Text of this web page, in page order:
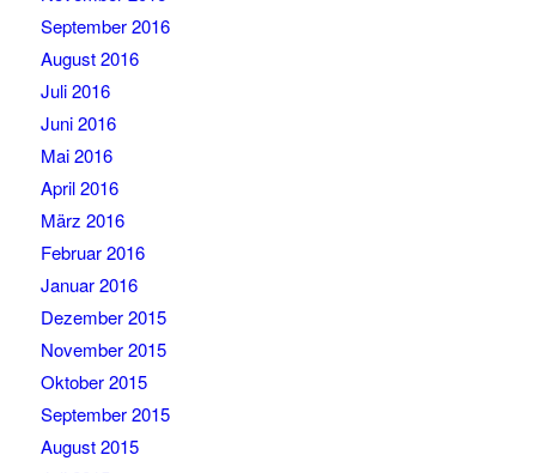
September 2016
August 2016
Juli 2016
Juni 2016
Mai 2016
April 2016
März 2016
Februar 2016
Januar 2016
Dezember 2015
November 2015
Oktober 2015
September 2015
August 2015